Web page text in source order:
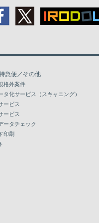
急便／その他
格外案件
タ化サービス（スキャニング）
ービス
ービス
ータチェック
印刷